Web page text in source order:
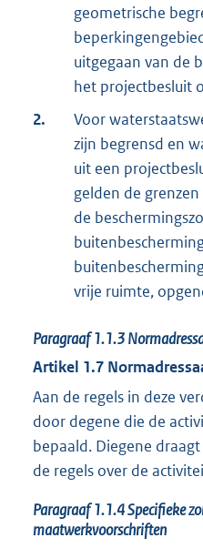
geometrische
uitgegaan van de
het projectbesluit
2.
Voor
zijn begrensd en
uit een
gelden de
de
vrije ruimte,
Paragraaf1.1.3
Artikel 1.7
Aan de regels in deze
door degene die de
bepaald. Diegene
de regels over de
Paragraaf1.1.4Specifieke
maatwerkvoorschriften